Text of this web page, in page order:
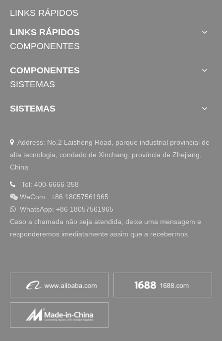
LINKS RÁPIDOS
LINKS RÁPIDOS
COMPONENTES
COMPONENTES
SISTEMAS
SISTEMAS
 Address: No.2 Laisheng Road, parque industrial provincial de
alta tecnologia, condado de Xinchang, província de Zhejiang,
China
 Tel: 400-6666-358
 WeCom : +86 18057561965
 WhatsApp: +86 18057561965
Caso a chamada não seja atendida, deixe uma mensagem e
responderemos imediatamente assim que a recebermos.